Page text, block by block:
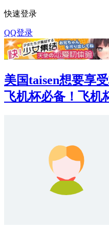
快速登录
QQ登录
美国taisen想要享
飞机杯必备！飞机